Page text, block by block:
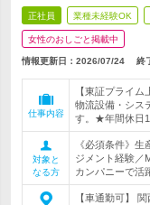
正社員 業種未経験OK
女性のおしごと掲載中
情報更新日：2026/07/24 終
仕事内容
【東証プライ
物流設備・シス
す。★年間休日
対象と
なる方
《必須条件》
ジメント経験／
カンパニーで活
【車通勤可】